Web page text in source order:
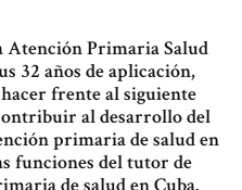
Atención Primaria Salud
32 años de aplicación,
frente al siguiente
al desarrollo del
primaria de salud en
funciones del tutor de